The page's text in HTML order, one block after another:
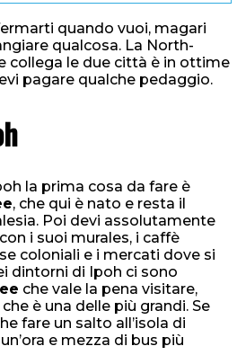
quando vuoi, magari
qualcosa. La North-
collega le due città è in ottime
pagare qualche pedaggio.
la prima cosa da fare è
, che qui è nato e resta il
Poi devi assolutamente
i suoi murales, i caffè
coloniali e i mercati dove si
dintorni di Ipoh ci sono
che vale la pena visitare,
è una delle più grandi. Se
fare un salto all’isola di
e mezza di bus più